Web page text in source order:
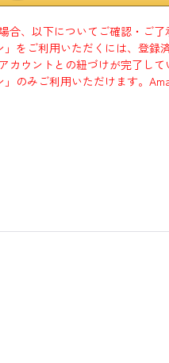
、以下についてご確認・ご了
」をご利用いただくには、登録
カウントとの紐づけが完了して
」のみご利用いただけます。